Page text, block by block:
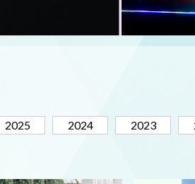
2025 2024 2023